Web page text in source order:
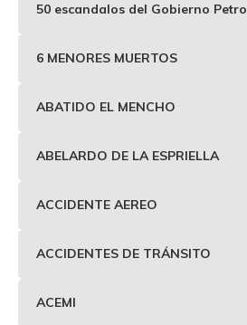
50 escandalos del Gobierno Petro
6 MENORES MUERTOS
ABATIDO EL MENCHO
ABELARDO DE LA ESPRIELLA
ACCIDENTE AEREO
ACCIDENTES DE TRÁNSITO
ACEMI